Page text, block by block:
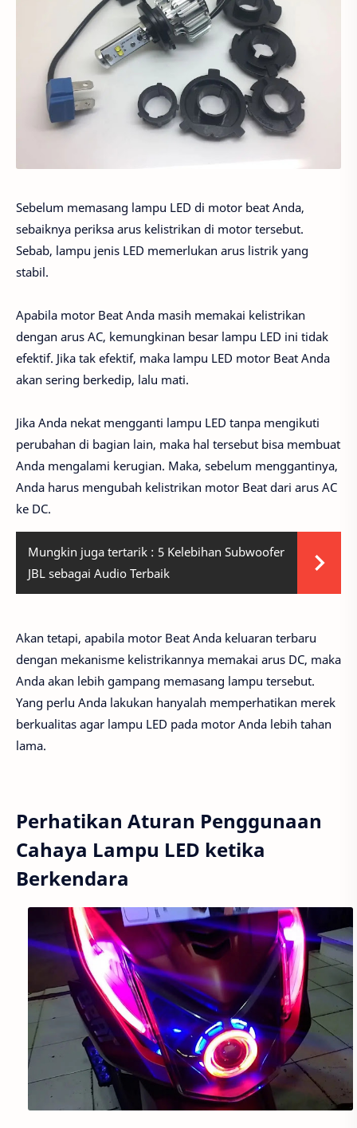
Sebelum memasang lampu LED di motor beat Anda,
sebaiknya periksa arus kelistrikan di motor tersebut.
Sebab, lampu jenis LED memerlukan arus listrik yang
stabil.
Apabila motor Beat Anda masih memakai kelistrikan
dengan arus AC, kemungkinan besar lampu LED ini tidak
efektif. Jika tak efektif, maka lampu LED motor Beat Anda
akan sering berkedip, lalu mati.
Jika Anda nekat mengganti lampu LED tanpa mengikuti
perubahan di bagian lain, maka hal tersebut bisa membuat
Anda mengalami kerugian. Maka, sebelum menggantinya,
Anda harus mengubah kelistrikan motor Beat dari arus AC
ke DC.
Mungkin juga tertarik : 5 Kelebihan Subwoofer
JBL sebagai Audio Terbaik
Akan tetapi, apabila motor Beat Anda keluaran terbaru
dengan mekanisme kelistrikannya memakai arus DC, maka
Anda akan lebih gampang memasang lampu tersebut.
Yang perlu Anda lakukan hanyalah memperhatikan merek
berkualitas agar lampu LED pada motor Anda lebih tahan
lama.
Perhatikan Aturan Penggunaan
Cahaya Lampu LED ketika
Berkendara